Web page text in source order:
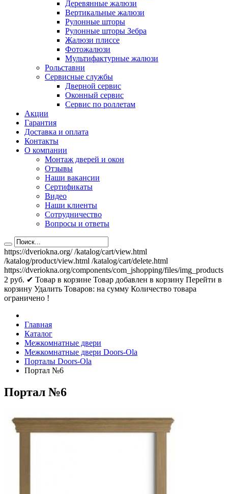
Деревянные жалюзи
Вертикальные жалюзи
Рулонные шторы
Рулонные шторы Зебра
Жалюзи плиссе
Фотожалюзи
Мультифактурные жалюзи
Рольставни
Сервисные службы
Дверной сервис
Оконный сервис
Сервис по роллетам
Акции
Гарантия
Доставка и оплата
Контакты
О компании
Монтаж дверей и окон
Отзывы
Наши вакансии
Сертификаты
Видео
Наши клиенты
Сотрудничество
Вопросы и ответы
https://dveriokna.org/ /katalog/cart/view.html
/katalog/product/view.html /katalog/cart/delete.html
https://dveriokna.org/components/com_jshopping/files/img_products
2 руб. ✔ Товар в корзине Товар добавлен в корзину Перейти в
корзину Удалить Товаров: на сумму Количество товара
ограничено !
Главная
Каталог
Межкомнатные двери
Межкомнатные двери Doors-Ola
Порталы Doors-Ola
Портал №6
Портал №6